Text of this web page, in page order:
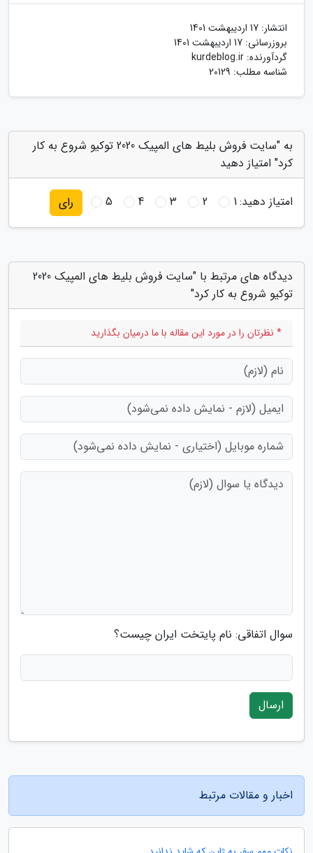
انتشار: 17 اردیبهشت 1401
بروزرسانی: 17 اردیبهشت 1401
گردآورنده: kurdeblog.ir
شناسه مطلب: 20129
به "سایت فروش بلیط های المپیک 2020 توکیو شروع به کار
کرد" امتیاز دهید
امتیاز دهید:1
2
3
4
5 رای
دیدگاه های مرتبط با "سایت فروش بلیط های المپیک 2020
توکیو شروع به کار کرد"
* نظرتان را در مورد این مقاله با ما درمیان بگذارید
سوال اتفاقی: نام پایتخت ایران چیست؟
ارسال
اخبار و مقالات مرتبط